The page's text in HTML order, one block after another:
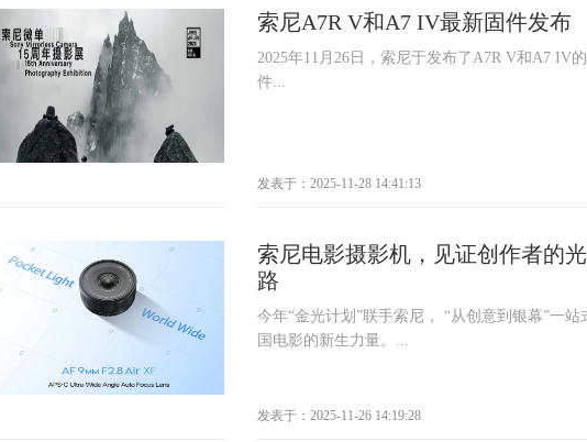
索尼A7R V和A7 IV最新固件发布
2025年11月26日，索尼于发布了A7R V和A7 IV
件...
发表于：2025-11-28 14:41:13
索尼电影摄影机，见证创作者的
路
今年“金光计划”联手索尼， “从创意到银幕”一站
国电影的新生力量。...
发表于：2025-11-26 14:19:28